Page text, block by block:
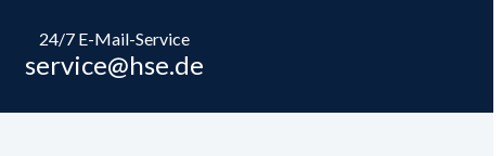
24/7 E-Mail-Service
service@hse.de